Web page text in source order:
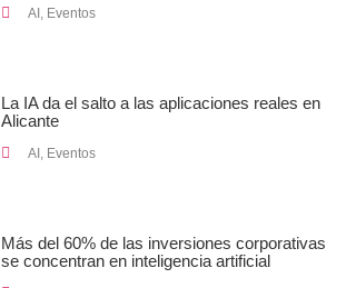
AI , Eventos
La IA da el salto a las aplicaciones reales en
Alicante
AI , Eventos
Más del 60% de las inversiones corporativas
se concentran en inteligencia artificial